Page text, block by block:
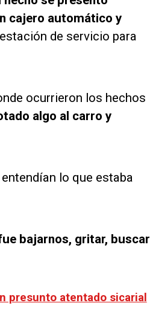
cajero automático y
de servicio para
ocurrieron los hechos
algo al carro y
lo que estaba
bajarnos, gritar, buscar
presunto atentado sicarial